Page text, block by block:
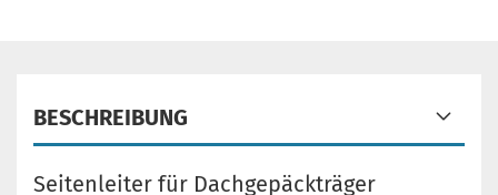
BESCHREIBUNG
Seitenleiter für Dachgepäckträger